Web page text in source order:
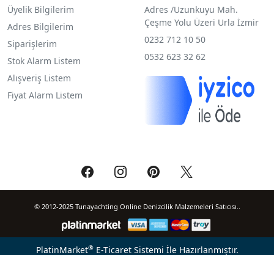
Üyelik Bilgilerim
Adres Bilgilerim
Siparişlerim
Stok Alarm Listem
Alışveriş Listem
Fiyat Alarm Listem
Adres /Uzunkuyu Mah.
Çeşme Yolu Üzeri Urla İzmir
0232 712 10 50
0532 623 32 62
© 2012-2025 Tunayachting Online Denizcilik Malzemeleri Satıcısı..
PlatinMarket®E-Ticaret Sistemi İle Hazırlanmıştır.